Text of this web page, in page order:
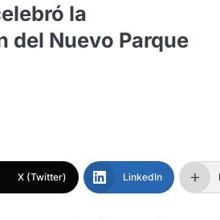
la
del Nuevo Parque
X (Twitter) LinkedIn